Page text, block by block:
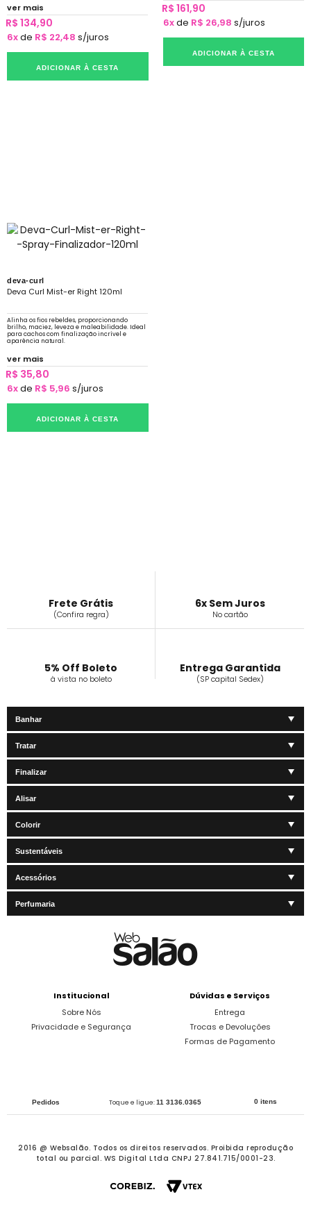
ver mais
R$ 134,90
6xde R$ 22,48 s/juros
ADICIONAR À CESTA
R$ 161,90
6xde R$ 26,98 s/juros
ADICIONAR À CESTA
deva-curl
Deva Curl Mist-er Right 120ml
Alinha os fios rebeldes, proporcionando
brilho, maciez, leveza e maleabilidade. Ideal
para cachos com finalização incrível e
aparência natural.
ver mais
R$ 35,80
6xde R$ 5,96 s/juros
ADICIONAR À CESTA
Frete Grátis
(Confira regra)
6x Sem Juros
No cartão
5% Off Boleto
à vista no boleto
Entrega Garantida
(SP capital Sedex)
Banhar
Tratar
Finalizar
Alisar
Colorir
Sustentáveis
Acessórios
Perfumaria
Institucional
Sobre Nós
Privacidade e Segurança
Dúvidas e Serviços
Entrega
Trocas e Devoluções
Formas de Pagamento
Pedidos Toque e ligue:11 3136.0365 0 itens
2016 @ Websalão. Todos os direitos reservados. Proibida reprodução
total ou parcial. WS Digital Ltda CNPJ 27.841.715/0001-23.